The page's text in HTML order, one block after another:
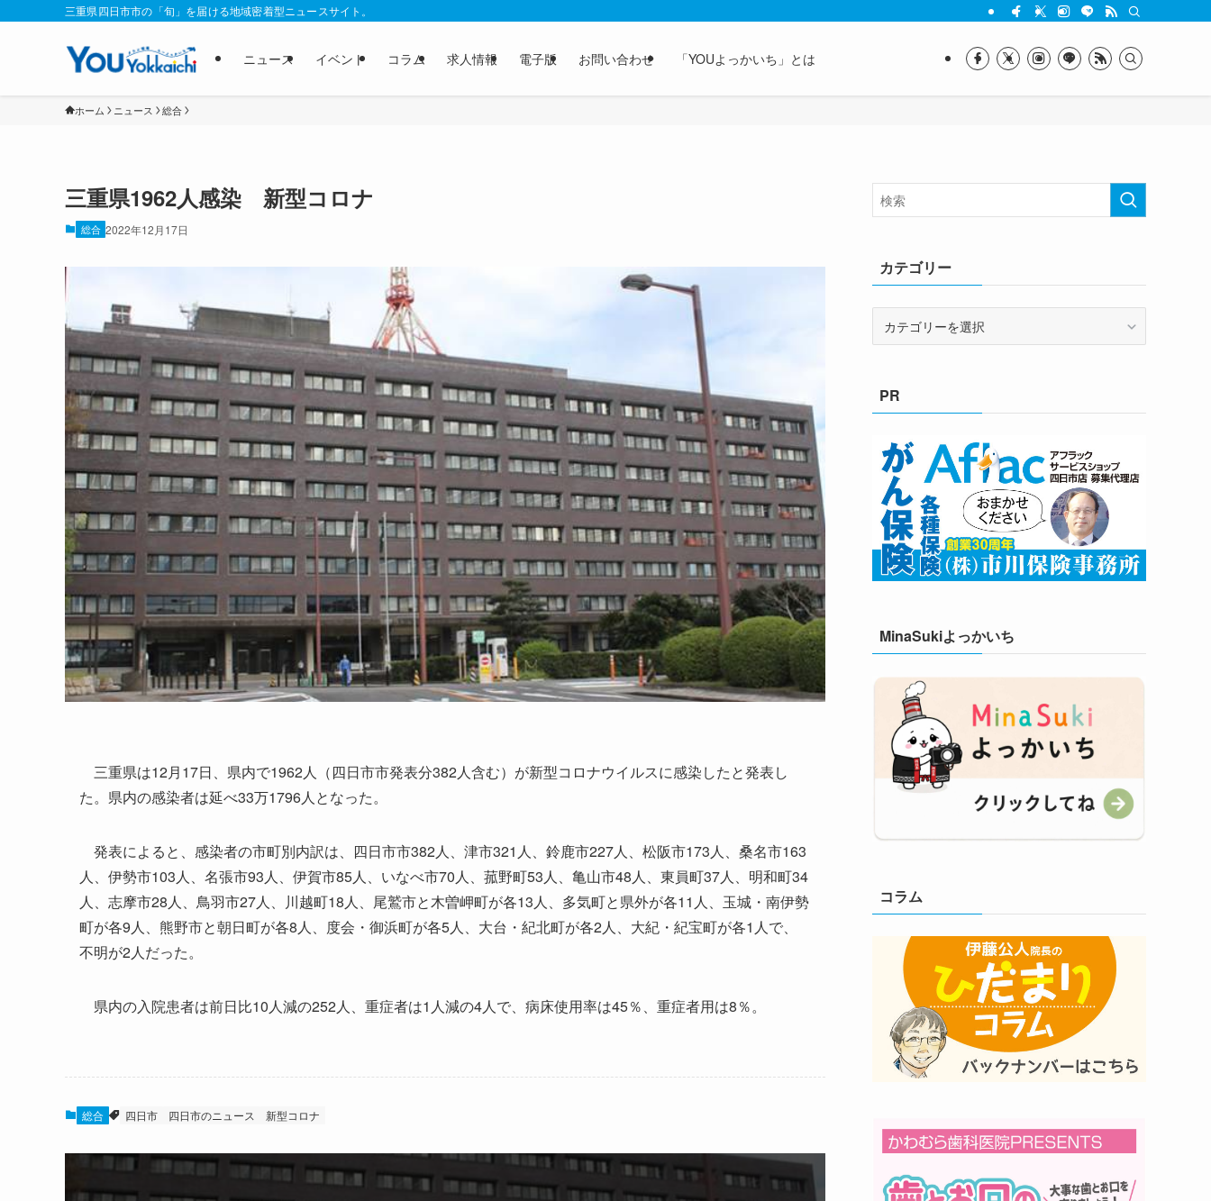
三重県四日市市の「旬」を届ける地域密着型ニュースサイト。
ニュース イベント コラム 求人情報 電子版 お問い合わせ 「YOUよっかいち」とは
ホーム ニュース 総合
三重県1962人感染 新型コロナ
総合 2022年12月17日
三重県は12月17日、県内で1962人（四日市市発表分382人含む）が新型コロナウイルスに感染したと発表し
た。県内の感染者は延べ33万1796人となった。
発表によると、感染者の市町別内訳は、四日市市382人、津市321人、鈴鹿市227人、松阪市173人、桑名市163
人、伊勢市103人、名張市93人、伊賀市85人、いなべ市70人、菰野町53人、亀山市48人、東員町37人、明和町34
人、志摩市28人、鳥羽市27人、川越町18人、尾鷲市と木曽岬町が各13人、多気町と県外が各11人、玉城・南伊勢
町が各9人、熊野市と朝日町が各8人、度会・御浜町が各5人、大台・紀北町が各2人、大紀・紀宝町が各1人で、
不明が2人だった。
県内の入院患者は前日比10人減の252人、重症者は1人減の4人で、病床使用率は45％、重症者用は8％。
総合 四日市 四日市のニュース 新型コロナ
カテゴリー
ーPR
MinaSukiよっかいち
コラム